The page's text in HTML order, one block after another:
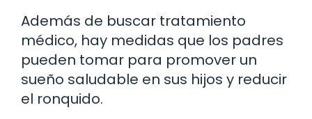
Además de buscar tratamiento
médico, hay medidas que los padres
pueden tomar para promover un
sueño saludable en sus hijos y reducir
el ronquido.